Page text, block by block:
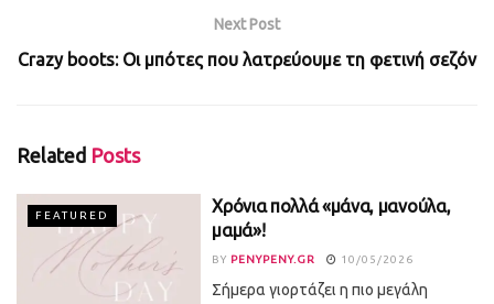
Next Post
Crazy boots: Οι μπότες που λατρεύουμε τη φετινή σεζόν
Related Posts
FEATURED
Χρόνια πολλά «μάνα, μανούλα,
μαμά»!
BY PENYPENY.GR 10/05/2026
Σήμερα γιορτάζει η πιο μεγάλη